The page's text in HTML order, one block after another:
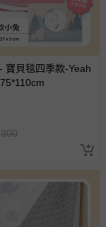
寶貝毯四季款-Yeah